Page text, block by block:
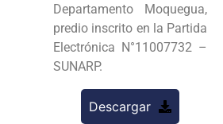
Departamento Moquegua,
predio inscrito en la Partida
Electrónica N°11007732 –
SUNARP.
Descargar